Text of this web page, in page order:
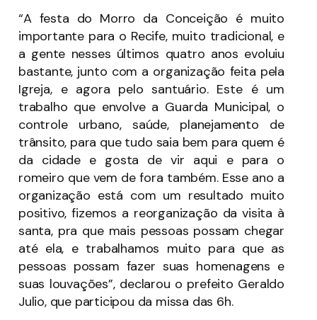
“A festa do Morro da Conceição é muito
importante para o Recife, muito tradicional, e
a gente nesses últimos quatro anos evoluiu
bastante, junto com a organização feita pela
Igreja, e agora pelo santuário. Este é um
trabalho que envolve a Guarda Municipal, o
controle urbano, saúde, planejamento de
trânsito, para que tudo saia bem para quem é
da cidade e gosta de vir aqui e para o
romeiro que vem de fora também. Esse ano a
organização está com um resultado muito
positivo, fizemos a reorganização da visita à
santa, pra que mais pessoas possam chegar
até ela, e trabalhamos muito para que as
pessoas possam fazer suas homenagens e
suas louvações”, declarou o prefeito Geraldo
Julio, que participou da missa das 6h.